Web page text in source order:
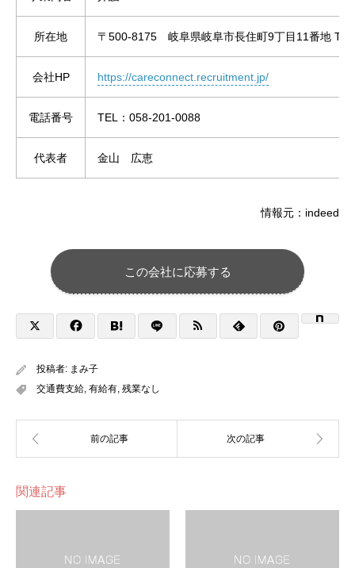
所在地 〒500-8175 岐阜県岐阜市長住町9丁目11番地
会社HP https://careconnect.recruitment.jp/
電話番号 TEL：058-201-0088
代表者 金山 広恵
情報元：indeed
この会社に応募する
投稿者: まみ子
交通費支給, 有給有, 残業なし
関連記事